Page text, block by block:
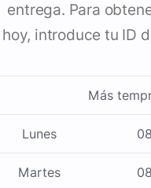
entrega. Para
hoy, introduce tu ID
Más
Lunes
Martes